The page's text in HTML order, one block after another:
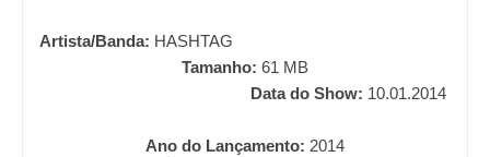
Artista/Banda: HASHTAG
Tamanho: 61 MB
Data do Show: 10.01.2014
Ano do Lançamento: 2014